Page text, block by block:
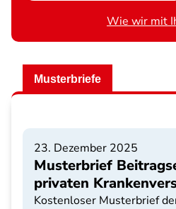
Wie wir mit
Musterbriefe
23. Dezember 2025
Musterbrief
privaten
Kostenloser Musterbrief